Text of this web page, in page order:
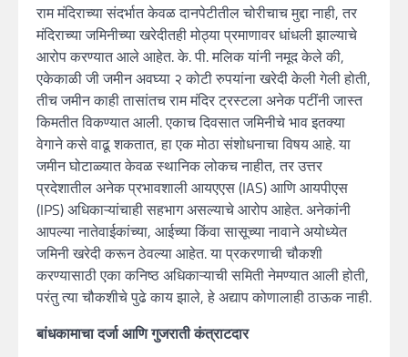
राम मंदिराच्या संदर्भात केवळ दानपेटीतील चोरीचाच मुद्दा नाही, तर
मंदिराच्या जमिनीच्या खरेदीतही मोठ्या प्रमाणावर धांधली झाल्याचे
आरोप करण्यात आले आहेत. के. पी. मलिक यांनी नमूद केले की,
एकेकाळी जी जमीन अवघ्या २ कोटी रुपयांना खरेदी केली गेली होती,
तीच जमीन काही तासांतच राम मंदिर ट्रस्टला अनेक पटींनी जास्त
किमतीत विकण्यात आली. एकाच दिवसात जमिनीचे भाव इतक्या
वेगाने कसे वाढू शकतात, हा एक मोठा संशोधनाचा विषय आहे. या
जमीन घोटाळ्यात केवळ स्थानिक लोकच नाहीत, तर उत्तर
प्रदेशातील अनेक प्रभावशाली आयएएस (IAS) आणि आयपीएस
(IPS) अधिकाऱ्यांचाही सहभाग असल्याचे आरोप आहेत. अनेकांनी
आपल्या नातेवाईकांच्या, आईच्या किंवा सासूच्या नावाने अयोध्येत
जमिनी खरेदी करून ठेवल्या आहेत. या प्रकरणाची चौकशी
करण्यासाठी एका कनिष्ठ अधिकाऱ्याची समिती नेमण्यात आली होती,
परंतु त्या चौकशीचे पुढे काय झाले, हे अद्याप कोणालाही ठाऊक नाही.
बांधकामाचा दर्जा आणि गुजराती कंत्राटदार